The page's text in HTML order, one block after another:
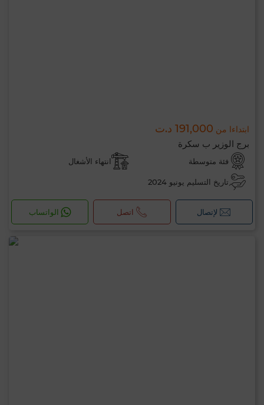
ابتداءا من 191,000 د.ت
برج الوزير ب سكرة
فئة متوسطة انتهاء الأشغال
تاريخ التسليم يونيو 2024
لإتصال اتصل الواتساب